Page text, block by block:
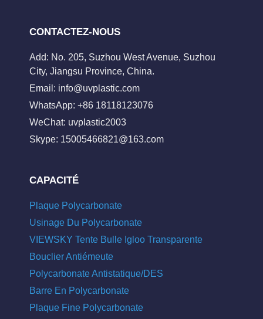
CONTACTEZ-NOUS
Add: No. 205, Suzhou West Avenue, Suzhou
City, Jiangsu Province, China.
Email: info@uvplastic.com
WhatsApp: +86 18118123076
WeChat: uvplastic2003
Skype: 15005466821@163.com
CAPACITÉ
Plaque Polycarbonate
Usinage Du Polycarbonate
VIEWSKY Tente Bulle Igloo Transparente
Bouclier Antiémeute
Polycarbonate Antistatique/DES
Barre En Polycarbonate
Plaque Fine Polycarbonate